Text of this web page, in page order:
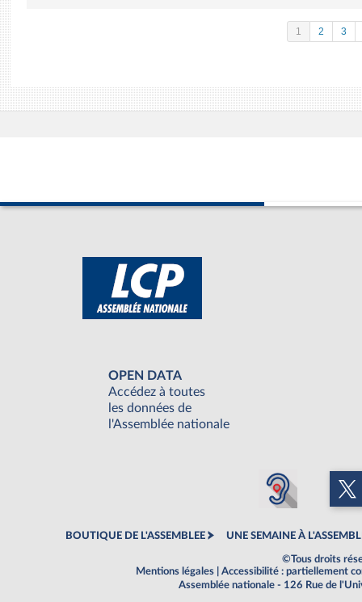
1 2 3
OPEN DATA
Accédez à toutes
les données de
l'Assemblée nationale
BOUTIQUE DE L'ASSEMBLEE UNE SEMAINE À
©Tous droits
Mentions légales
Accessibilité : partiellement
Assemblée nationale - 126 Rue de